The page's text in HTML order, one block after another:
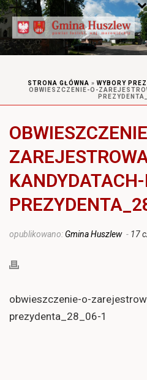
STRONA GŁÓWNA » WYBORY
OBWIESZCZENIE-O-
opublikowano: Gmina Huszlew - 17
obwieszczenie-o-
prezydenta_28_06-1